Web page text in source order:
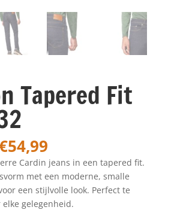
Tapered Fit
54,99Huidige
prijs
is:
€54,99.
Cardin jeans in een tapered fit.
met een moderne, smalle
een stijlvolle look. Perfect te
gelegenheid.